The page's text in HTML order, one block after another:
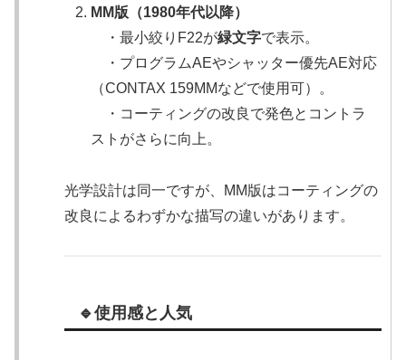
MM版（1980年代以降）
・最小絞りF22が緑文字で表示。
・プログラムAEやシャッター優先AE対応
（CONTAX 159MMなどで使用可）。
・コーティングの改良で発色とコントラ
ストがさらに向上。
光学設計は同一ですが、MM版はコーティングの
改良によるわずかな描写の違いがあります。
🔹使用感と人気